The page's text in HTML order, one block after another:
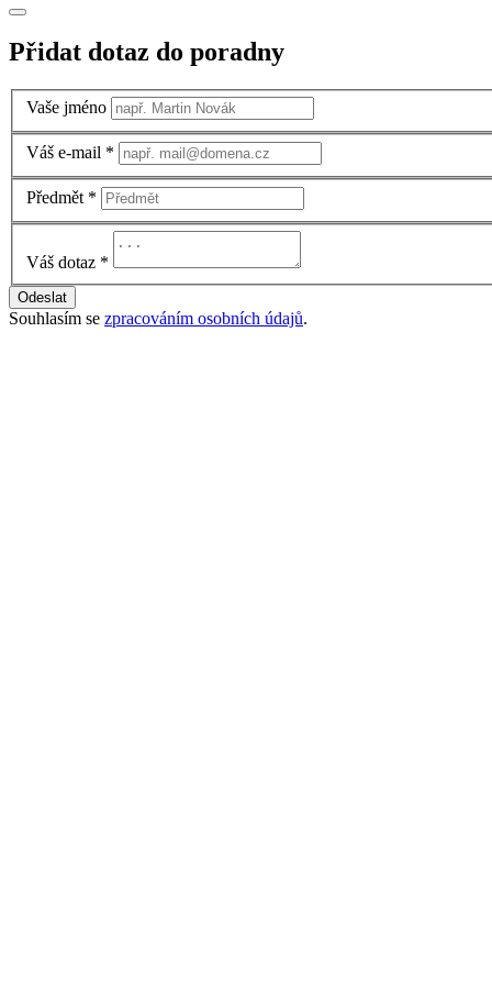
Přidat dotaz do poradny
Vaše jméno
Váš e-mail *
Předmět *
Váš dotaz *
Odeslat
Souhlasím se zpracováním osobních údajů.